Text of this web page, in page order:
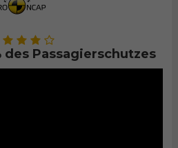
des Passagierschutzes